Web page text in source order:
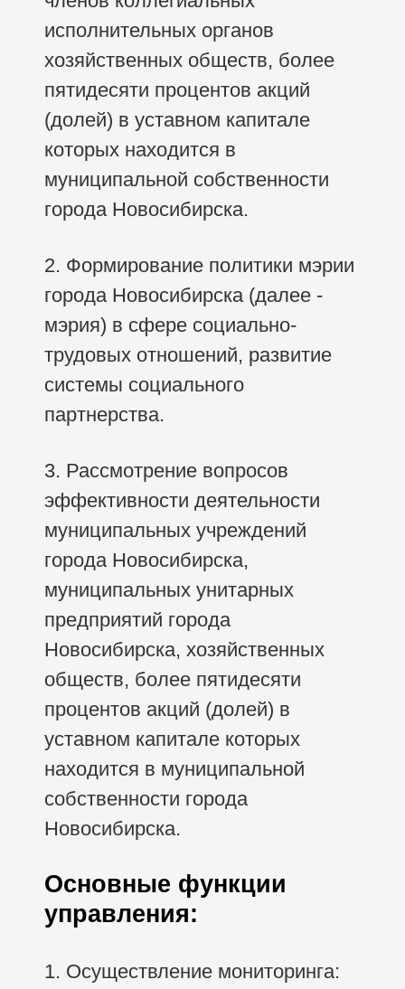
исполнительных органов
хозяйственных обществ, более
пятидесяти процентов акций
(долей) в уставном капитале
которых находится в
муниципальной собственности
города Новосибирска.
2. Формирование политики мэрии
города Новосибирска (далее -
мэрия) в сфере социально-
трудовых отношений, развитие
системы социального
партнерства.
3. Рассмотрение вопросов
эффективности деятельности
муниципальных учреждений
города Новосибирска,
муниципальных унитарных
предприятий города
Новосибирска, хозяйственных
обществ, более пятидесяти
процентов акций (долей) в
уставном капитале которых
находится в муниципальной
собственности города
Новосибирска.
Основные функции
управления:
1. Осуществление мониторинга: